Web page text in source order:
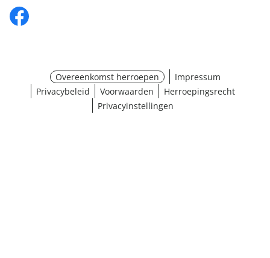
Overeenkomst herroepen
Impressum
Privacybeleid
Voorwaarden
Herroepingsrecht
Privacyinstellingen